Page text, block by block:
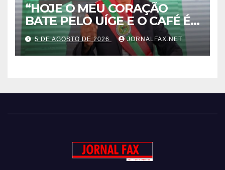
“HOJE O MEU CORAÇÃO
BATE PELO UÍGE E O CAFÉ É
UMA RIQUEZA QUE DORME E
PODE DESPERTAR ANGOLA”
– DISSE ACJ PRESIDENTE DA
5 DE AGOSTO DE 2026 JORNALFAX.NET